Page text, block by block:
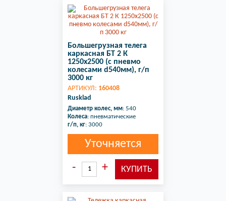
Большегрузная телега
каркасная БТ 2 К
1250х2500 (с пневмо
колесами d540мм), г/п
3000 кг
АРТИКУЛ: 160408
Rusklad
Диаметр колес, мм: 540
Колеса: пневматические
г/п, кг: 3000
Уточняется